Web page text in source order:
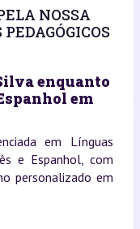
NOSSA
enquanto
em
em Línguas
e Espanhol, com
personalizado em